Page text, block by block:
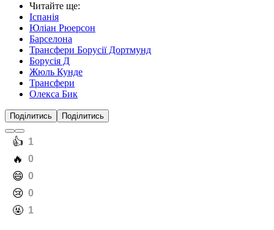
Читайте ще:
Іспанія
Юліан Рюерсон
Барселона
Трансфери Борусії Дортмунд
Борусія Д
Жюль Кунде
Трансфери
Олекса Бик
Поділитись Поділитись
️👍 1
️🔥 0
️😄 0
️😢 0
️🤬 1